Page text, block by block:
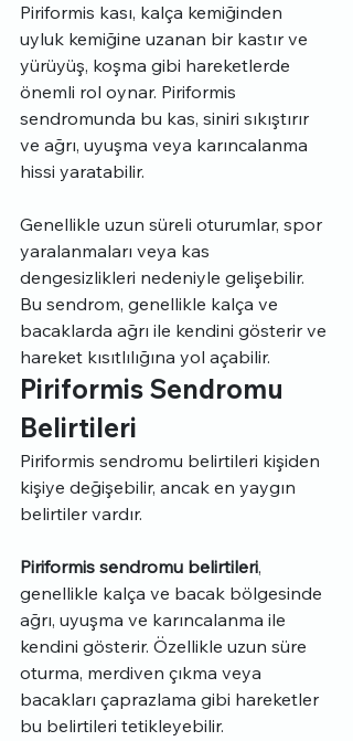
Piriformis kası, kalça kemiğinden
uyluk kemiğine uzanan bir kastır ve
yürüyüş, koşma gibi hareketlerde
önemli rol oynar. Piriformis
sendromunda bu kas, siniri sıkıştırır
ve ağrı, uyuşma veya karıncalanma
hissi yaratabilir.
Genellikle uzun süreli oturumlar, spor
yaralanmaları veya kas
dengesizlikleri nedeniyle gelişebilir.
Bu sendrom, genellikle kalça ve
bacaklarda ağrı ile kendini gösterir ve
hareket kısıtlılığına yol açabilir.
Piriformis Sendromu
Belirtileri
Piriformis sendromu belirtileri kişiden
kişiye değişebilir, ancak en yaygın
belirtiler vardır.
Piriformis sendromu belirtileri,
genellikle kalça ve bacak bölgesinde
ağrı, uyuşma ve karıncalanma ile
kendini gösterir. Özellikle uzun süre
oturma, merdiven çıkma veya
bacakları çaprazlama gibi hareketler
bu belirtileri tetikleyebilir.